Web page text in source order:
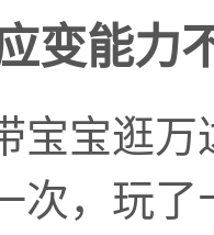
变能力
宝宝逛
次，玩